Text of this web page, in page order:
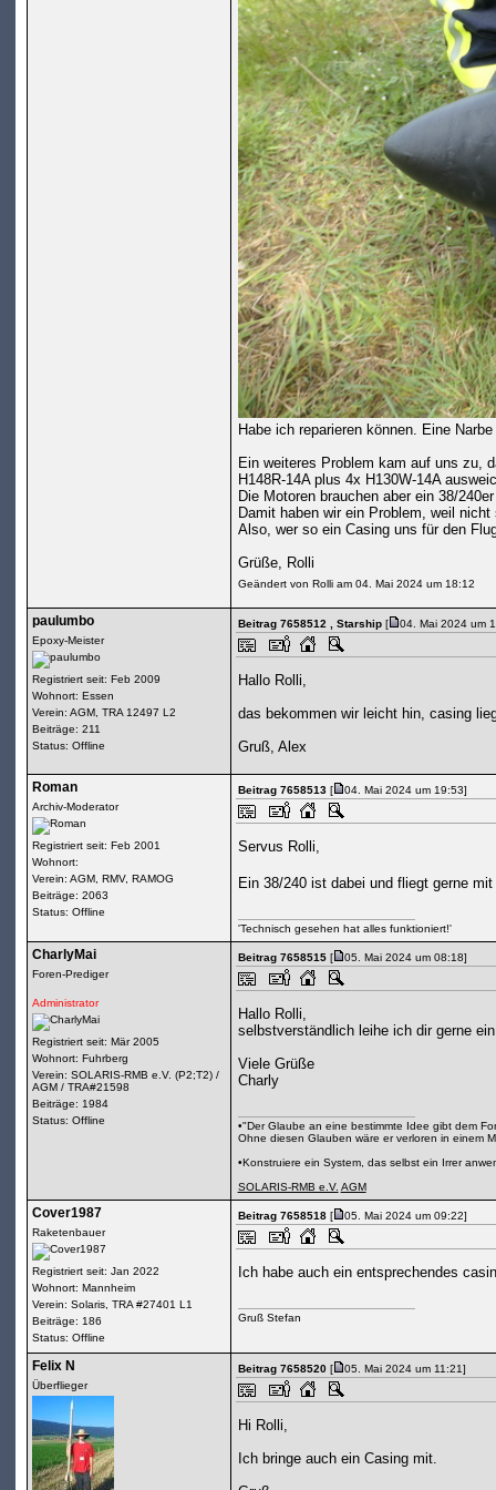
Habe ich reparieren können. Eine
Ein weiteres Problem kam auf uns zu,
H148R-14A plus 4x H130W-14A
Die Motoren brauchen aber ein 38/
Damit haben wir ein Problem, weil
Also, wer so ein Casing uns für den
Grüße, Rolli
Geändert von Rolli am 04. Mai 2024 um 18:12
paulumbo
Epoxy-Meister
Registriert seit: Feb 2009
Wohnort: Essen
Verein: AGM, TRA 12497 L2
Beiträge: 211
Status: Offline
Beitrag 7658512 , Starship[ 04. Mai 2024 um
Hallo Rolli,
das bekommen wir leicht hin, casing
Gruß, Alex
Roman
Archiv-Moderator
Registriert seit: Feb 2001
Wohnort:
Verein: AGM, RMV, RAMOG
Beiträge: 2063
Status: Offline
Beitrag 7658513[ 04. Mai 2024 um 19:53]
Servus Rolli,
Ein 38/240 ist dabei und fliegt gerne
'Technisch gesehen hat alles funktioniert!'
CharlyMai
Foren-Prediger
Administrator
Registriert seit: Mär 2005
Wohnort: Fuhrberg
Verein: SOLARIS-RMB e.V. (P2;T2) /
AGM / TRA#21598
Beiträge: 1984
Status: Offline
Beitrag 7658515[ 05. Mai 2024 um 08:18]
Hallo Rolli,
selbstverständlich leihe ich dir gerne
Viele Grüße
Charly
•"Der Glaube an eine bestimmte Idee gibt dem
Ohne diesen Glauben wäre er verloren in einem
•Konstruiere ein System, das selbst ein Irrer
SOLARIS-RMB e.V. AGM
Cover1987
Raketenbauer
Registriert seit: Jan 2022
Wohnort: Mannheim
Verein: Solaris, TRA #27401 L1
Beiträge: 186
Status: Offline
Beitrag 7658518[ 05. Mai 2024 um 09:22]
Ich habe auch ein entsprechendes
Gruß Stefan
Felix N
Überflieger
Beitrag 7658520[ 05. Mai 2024 um 11:21]
Hi Rolli,
Ich bringe auch ein Casing mit.